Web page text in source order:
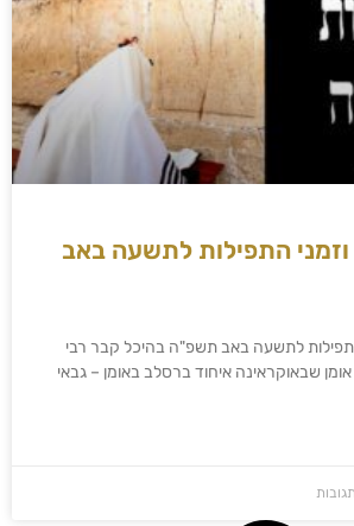
התפילות לתשעה באב
לתשעה באב תשפ"ה בהיכל קבר רבי
שבאוקראינה איחוד ברסלב באומן – גבאי